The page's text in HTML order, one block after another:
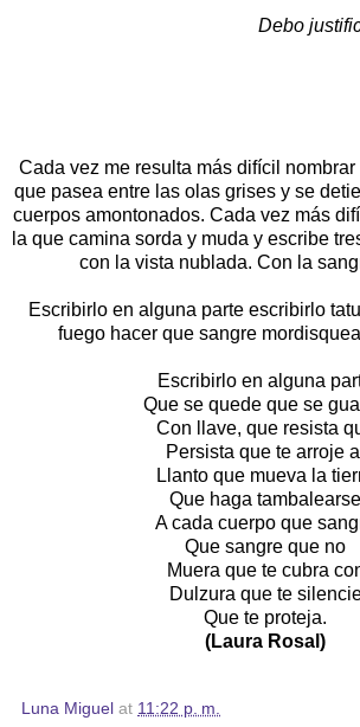
Debo
Cada vez me resulta más difícil nombrar
que pasea entre las olas grises y se
cuerpos amontonados. Cada vez más
la que camina sorda y muda y escribe
con la vista nublada. Con la
Escribirlo en alguna parte escribirlo
fuego hacer que sangre
Escribirlo en alguna
Que se quede que se
Con llave, que resista
Persista que te arroje al
Llanto que mueva la
Que haga tambalearse
A cada cuerpo que
Que sangre que no
Muera que te cubra
Dulzura que te
Que te proteja.
(Laura Rosal)
Luna Miguel at 11:22 p. m.